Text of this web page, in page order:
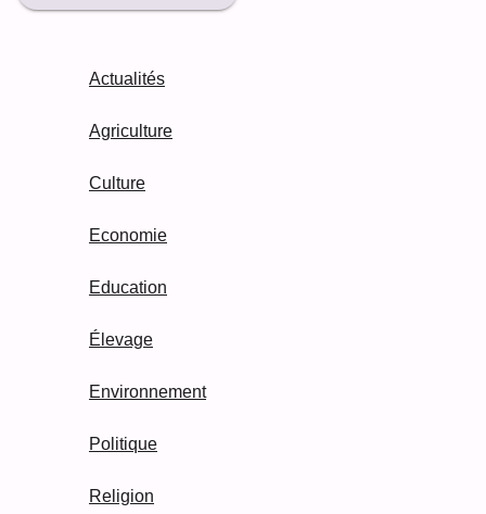
Actualités
Agriculture
Culture
Economie
Education
Élevage
Environnement
Politique
Religion